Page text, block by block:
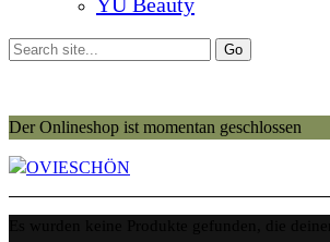
Der Onlineshop ist momentan geschlossen